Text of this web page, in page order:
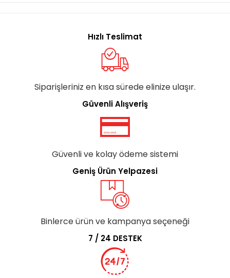
Hızlı Teslimat
Siparişleriniz en kısa sürede elinize ulaşır.
Güvenli Alışveriş
Güvenli ve kolay ödeme sistemi
Geniş Ürün Yelpazesi
Binlerce ürün ve kampanya seçeneği
7 / 24 DESTEK